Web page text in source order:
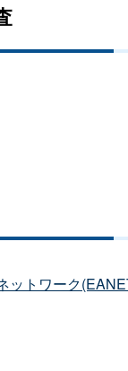
ットワーク